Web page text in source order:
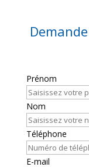
Prénom
Nom
Téléphone
E-mail